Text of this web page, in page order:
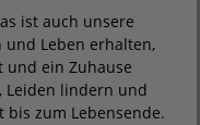
ist auch unsere
und Leben erhalten,
und ein Zuhause
Leiden lindern und
bis zum Lebensende.